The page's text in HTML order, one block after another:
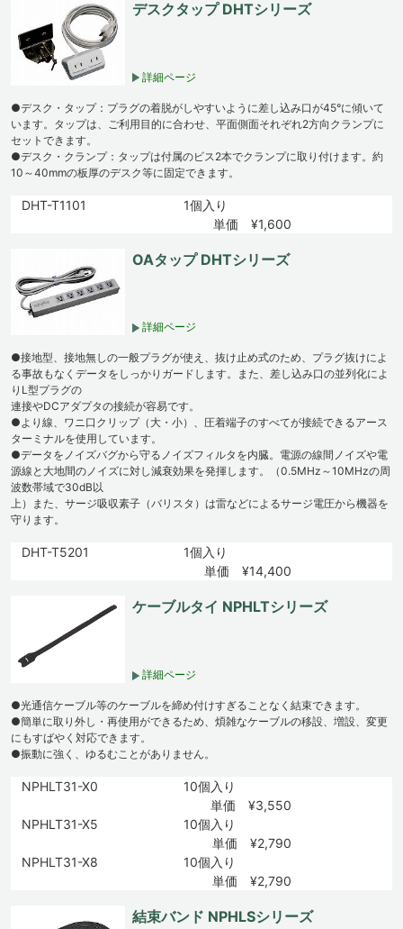
デスクタップ DHTシリーズ
詳細ページ
●デスク・タップ：プラグの着脱がしやすいように差し込み口が45°に傾いて
います。タップは、ご利用目的に合わせ、平面側面それぞれ2方向クランプに
セットできます。
●デスク・クランプ：タップは付属のビス2本でクランプに取り付けます。約
10～40mmの板厚のデスク等に固定できます。
DHT-T1101
1個入り
単価 ¥1,600
OAタップ DHTシリーズ
詳細ページ
●接地型、接地無しの一般プラグが使え、抜け止め式のため、プラグ抜けによ
る事故もなくデータをしっかりガードします。また、差し込み口の並列化によ
りL型プラグの
連接やDCアダプタの接続が容易です。
●より線、ワニ口クリップ（大・小）、圧着端子のすべてが接続できるアース
ターミナルを使用しています。
●データをノイズバグから守るノイズフィルタを内臓。電源の線間ノイズや電
源線と大地間のノイズに対し減衰効果を発揮します。（0.5MHz～10MHzの周
波数帯域で30dB以
上）また、サージ吸収素子（バリスタ）は雷などによるサージ電圧から機器を
守ります。
DHT-T5201
1個入り
単価 ¥14,400
ケーブルタイ NPHLTシリーズ
詳細ページ
●光通信ケーブル等のケーブルを締め付けすぎることなく結束できます。
●簡単に取り外し・再使用ができるため、煩雑なケーブルの移設、増設、変更
にもすばやく対応できます。
●振動に強く、ゆるむことがありません。
NPHLT31-X0
10個入り
単価 ¥3,550
NPHLT31-X5
10個入り
単価 ¥2,790
NPHLT31-X8
10個入り
単価 ¥2,790
結束バンド NPHLSシリーズ